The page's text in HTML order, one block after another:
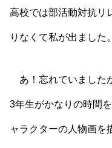
高校では部活動対抗リ
りなくて私が出ました
あ！忘れていました
3年生がかなりの時間
ャラクターの人物画を